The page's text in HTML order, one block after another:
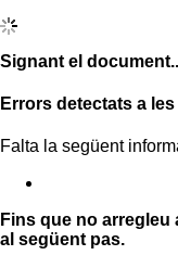
Signant el
Errors detectats a
Falta la següent
Fins que no
al següent pas.